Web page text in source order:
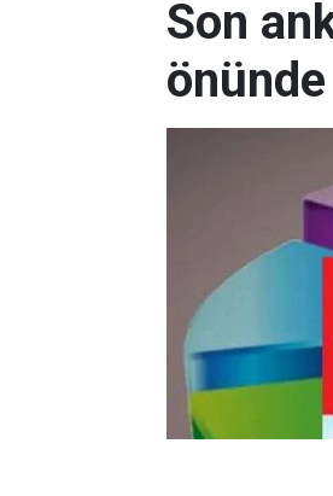
Son
önünde